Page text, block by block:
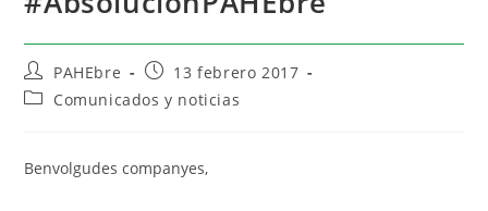
PAHEbre
13 febrero 2017
Comunicados y noticias
Benvolgudes companyes,